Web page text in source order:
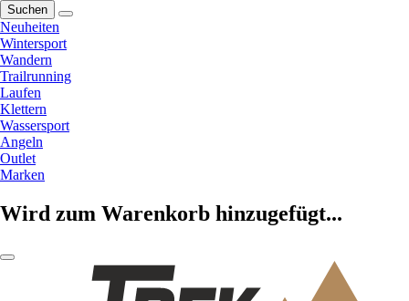
Suchen
Neuheiten
Wintersport
Wandern
Trailrunning
Laufen
Klettern
Wassersport
Angeln
Outlet
Marken
Wird zum Warenkorb hinzugefügt...